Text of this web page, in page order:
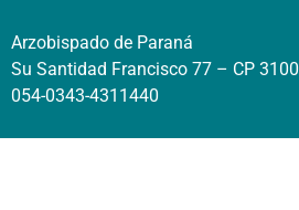
Arzobispado de Paraná
Su Santidad Francisco 77 – CP 3100
054-0343-4311440